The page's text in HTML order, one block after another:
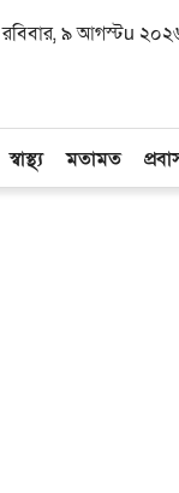
রবিবার, ৯ আগস্টu ২০২৬
স্বাস্থ্য মতামত